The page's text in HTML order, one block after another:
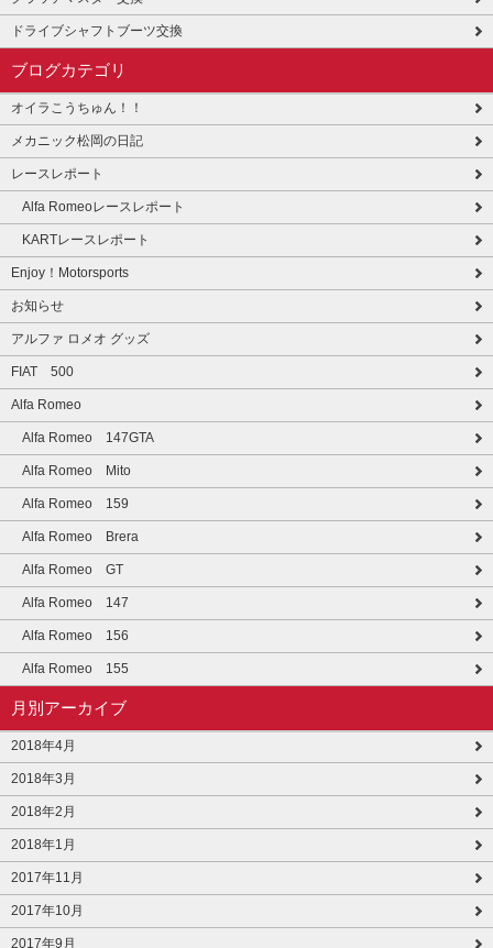
ドライブシャフトブーツ交換
ブログカテゴリ
オイラこうちゅん！！
メカニック松岡の日記
レースレポート
Alfa Romeoレースレポート
KARTレースレポート
Enjoy！Motorsports
お知らせ
アルファ ロメオ グッズ
FIAT 500
Alfa Romeo
Alfa Romeo 147GTA
Alfa Romeo Mito
Alfa Romeo 159
Alfa Romeo Brera
Alfa Romeo GT
Alfa Romeo 147
Alfa Romeo 156
Alfa Romeo 155
月別アーカイブ
2018年4月
2018年3月
2018年2月
2018年1月
2017年11月
2017年10月
2017年9月